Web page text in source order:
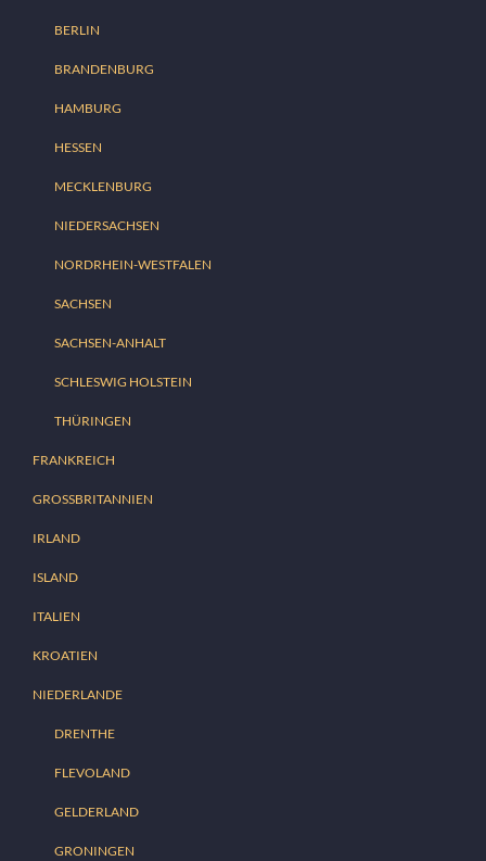
BERLIN
BRANDENBURG
HAMBURG
HESSEN
MECKLENBURG
NIEDERSACHSEN
NORDRHEIN-WESTFALEN
SACHSEN
SACHSEN-ANHALT
SCHLESWIG HOLSTEIN
THÜRINGEN
FRANKREICH
GROSSBRITANNIEN
IRLAND
ISLAND
ITALIEN
KROATIEN
NIEDERLANDE
DRENTHE
FLEVOLAND
GELDERLAND
GRONINGEN